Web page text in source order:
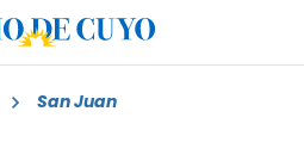
San Juan